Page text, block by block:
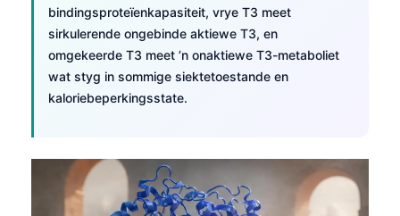
bindingsproteïenkapasiteit, vrye T3 meet
sirkulerende ongebinde aktiewe T3, en
omgekeerde T3 meet ’n onaktiewe T3-metaboliet
wat styg in sommige siektetoestande en
kaloriebeperkingsstate.